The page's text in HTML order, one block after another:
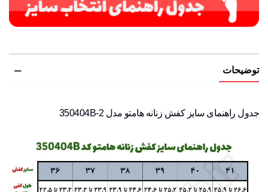
توضیحات
جدول راهنمای سایز کفش زنانه هامتو مدل 350404B-2